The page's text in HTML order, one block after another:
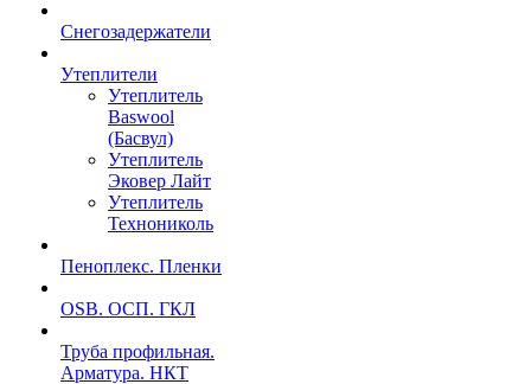
Снегозадержатели
Утеплители
Утеплитель
Baswool
(Басвул)
Утеплитель
Эковер Лайт
Утеплитель
Технониколь
Пеноплекс. Пленки
OSB. ОСП. ГКЛ
Труба профильная.
Арматура. НКТ